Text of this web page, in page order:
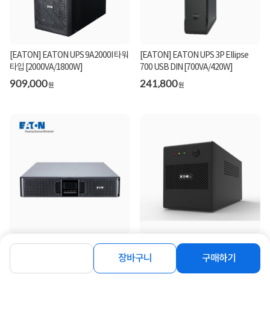
장바구니 구매하기
[EATON] EATON UPS 9A2000I 타워
타입 [2000VA/1800W]
909,000원
[EATON] EATON UPS 3P Ellipse
700 USB DIN [700VA/420W]
241,800원
[EATON] EATON UPS 9A3000IR 2U
1,340,000원
[EATON] EATON UPS 5A2200I-
DIN-K [2200VA / 1200W]
327,400원